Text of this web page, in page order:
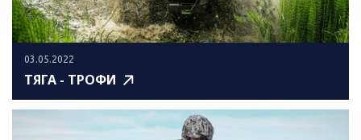
03.05.2022
ТЯГА - ТРОФИ